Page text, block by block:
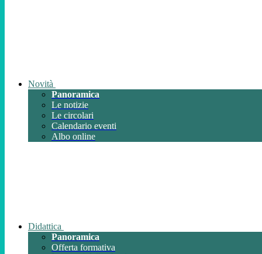
Novità
Panoramica
Le notizie
Le circolari
Calendario eventi
Albo online
Didattica
Panoramica
Offerta formativa